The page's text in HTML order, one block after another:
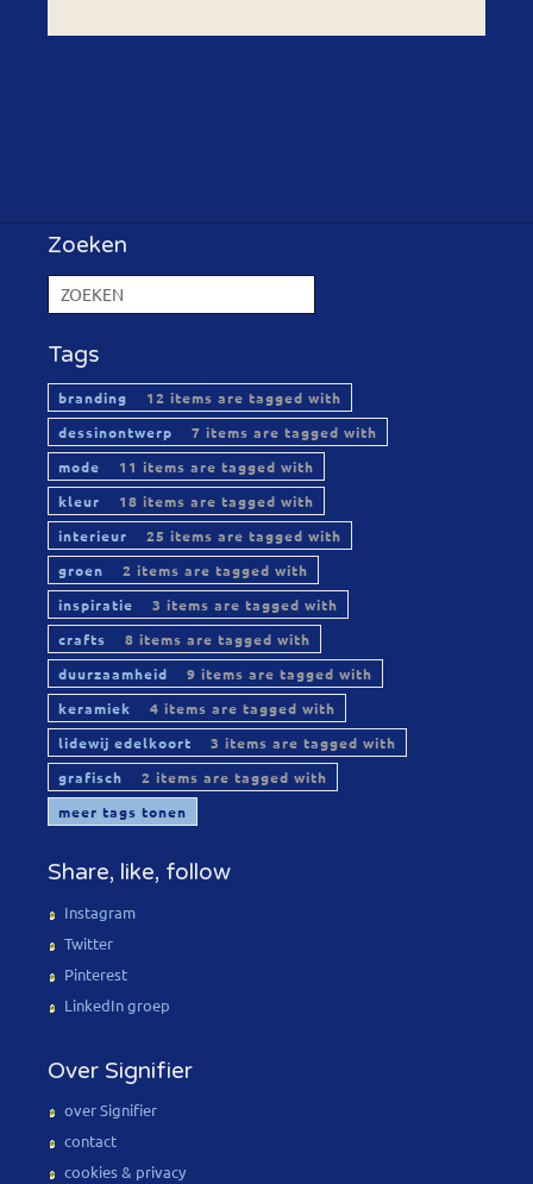
Zoeken
Tags
branding
12 items are tagged with
dessinontwerp
7 items are tagged with
mode
11 items are tagged with
kleur
18 items are tagged with
interieur
25 items are tagged with
groen
2 items are tagged with
inspiratie
3 items are tagged with
crafts
8 items are tagged with
duurzaamheid
9 items are tagged with
keramiek
4 items are tagged with
lidewij edelkoort
3 items are tagged with
grafisch
2 items are tagged with
meer tags tonen
Share, like, follow
Instagram
Twitter
Pinterest
LinkedIn groep
Over Signifier
over Signifier
contact
cookies & privacy